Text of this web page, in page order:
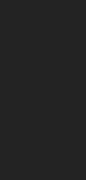
page: https://
page:
our
us on our x
us on